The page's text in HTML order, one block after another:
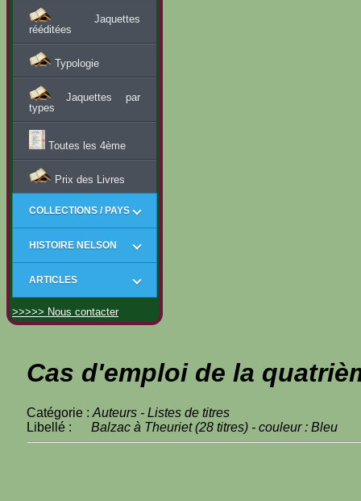
Jaquettes
rééditées
Typologie
Jaquettes par
types
Toutes les 4ème
Prix des Livres
COLLECTIONS / PAYS
HISTOIRE NELSON
ARTICLES
>>>>> Nous contacter
Cas d'emploi de la
Catégorie : Auteurs - Listes de titres
Libellé : Balzac à Theuriet (28 titres) - couleur : Bleu